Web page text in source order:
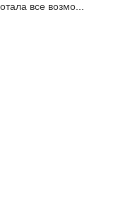
все возмо...